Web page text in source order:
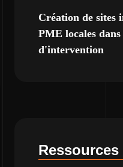
Création de sites
PME locales dans
d'intervention
Ressources